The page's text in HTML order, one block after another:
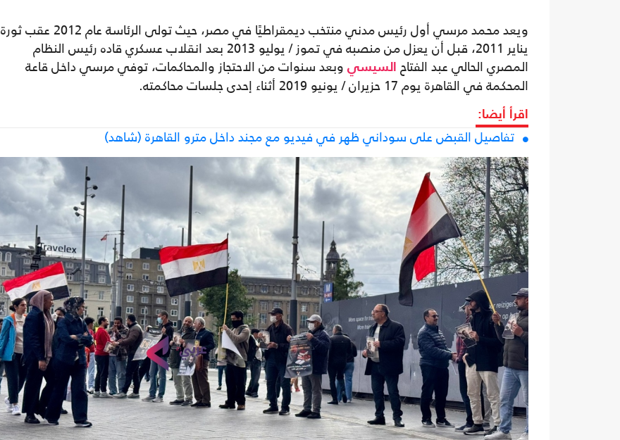
ويعد محمد مرسي أول رئيس مدني منتخب ديمقراطيًا في مصر، حيث تولى الرئاسة عام 2012 عقب ثورة
يناير 2011، قبل أن يعزل من منصبه في تموز / يوليو 2013 بعد انقلاب عسكري قاده رئيس النظام
المصري الحالي عبد الفتاح
السيسي وبعد سنوات من الاحتجاز والمحاكمات، توفي مرسي داخل قاعة
المحكمة في القاهرة يوم 17 حزيران / يونيو 2019 أثناء إحدى جلسات محاكمته.
اقرأ أيضا:
تفاصيل القبض على سوداني ظهر في فيديو مع مجند داخل مترو القاهرة (شاهد)